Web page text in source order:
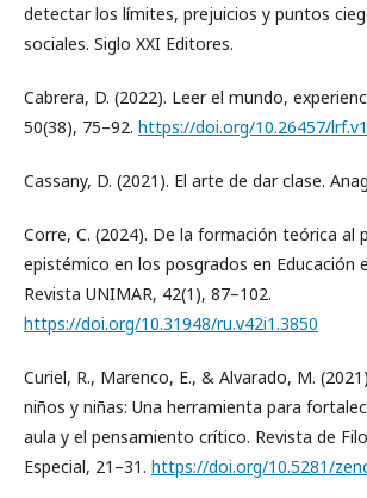
detectar los límites, prejuicios y puntos
sociales. Siglo XXI Editores.
Cabrera, D. (2022). Leer el mundo,
50(38), 75–92. https://doi.org/10.26457/
Cassany, D. (2021). El arte de dar clase.
Corre, C. (2024). De la formación teórica al
epistémico en los posgrados en Educación
Revista UNIMAR, 42(1), 87–102.
https://doi.org/10.31948/ru.v42i1.3850
Curiel, R., Marenco, E., & Alvarado, M.
niños y niñas: Una herramienta para
aula y el pensamiento crítico. Revista de
Especial, 21–31. https://doi.org/10.5281/